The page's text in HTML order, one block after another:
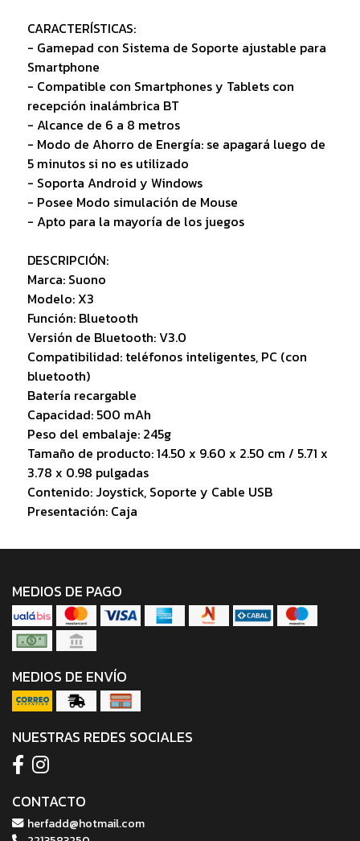
CARACTERÍSTICAS:
- Gamepad con Sistema de Soporte ajustable para
Smartphone
- Compatible con Smartphones y Tablets con
recepción inalámbrica BT
- Alcance de 6 a 8 metros
- Modo de Ahorro de Energía: se apagará luego de
5 minutos si no es utilizado
- Soporta Android y Windows
- Posee Modo simulación de Mouse
- Apto para la mayoría de los juegos
DESCRIPCIÓN:
Marca: Suono
Modelo: X3
Función: Bluetooth
Versión de Bluetooth: V3.0
Compatibilidad: teléfonos inteligentes, PC (con
bluetooth)
Batería recargable
Capacidad: 500 mAh
Peso del embalaje: 245g
Tamaño de producto: 14.50 x 9.60 x 2.50 cm / 5.71 x
3.78 x 0.98 pulgadas
Contenido: Joystick, Soporte y Cable USB
Presentación: Caja
MEDIOS DE PAGO
MEDIOS DE ENVÍO
NUESTRAS REDES SOCIALES
CONTACTO
herfadd@hotmail.com